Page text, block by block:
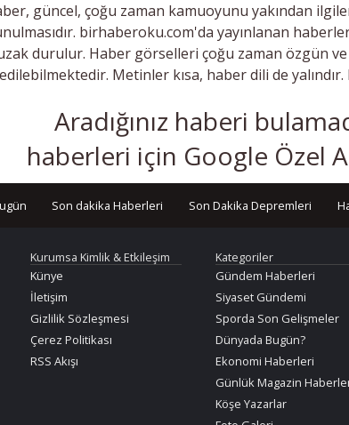
güncel, çoğu zaman kamuoyunu yakından
birhaberoku.com'da yayınlanan
durulur. Haber görselleri çoğu zaman özgün
edilebilmektedir. Metinler kısa, haber dili de
Aradığınız haberi
haberleri için Google Özel
Son dakika Haberleri Son Dakika Depremleri
Kurumsa Kimlik & Etkileşim
Künye
İletişim
Gizlilik Sözleşmesi
Çerez Politikası
RSS Akışı
Kategoriler
Gündem Haberleri
Siyaset Gündemi
Sporda Son Gelişmeler
Dünyada Bugün?
Ekonomi Haberleri
Günlük Magazin
Köşe Yazarlar